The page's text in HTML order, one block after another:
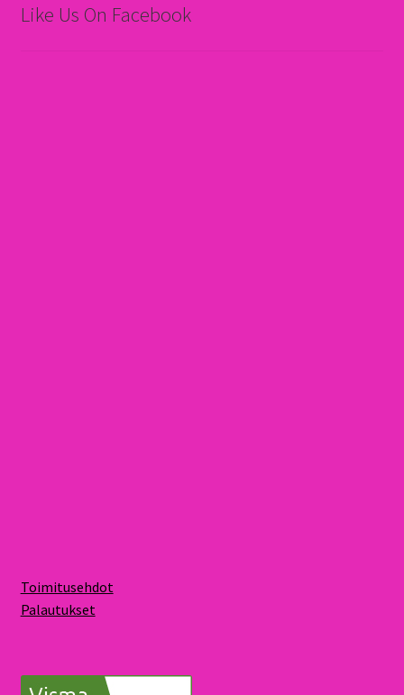
Like Us On Facebook
Toimitusehdot
Palautukset